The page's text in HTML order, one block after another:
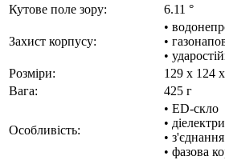
Кутове поле зору:
6.11 °
Захист корпусу:
•
•
•
Розміри:
129 x 124
Вага:
425 г
Особливість:
• ED-скло
•
•
• фазова